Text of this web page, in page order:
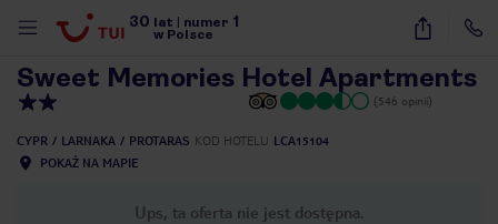
30 lat numer 1
w Polsce
27
Sweet Memories Hotel Apartments
(546 opinii)
CYPR LARNAKA PROTARAS KOD HOTELU LCA15104
POKAŻ NA MAPIE
Ups, ta oferta nie jest dostępna.